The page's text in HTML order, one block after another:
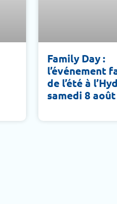
Family Day :
l’événement
de l’été à
samedi 8 août